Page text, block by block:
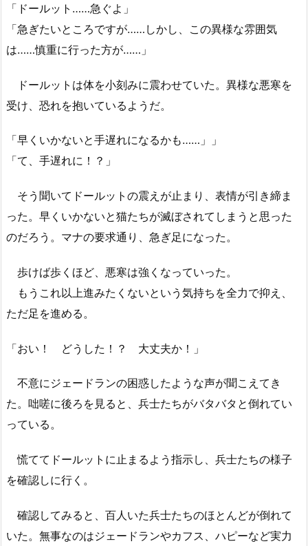
「ドールット……急ぐよ」
「急ぎたいところですが……しかし、この異様な雰囲気
は……慎重に行った方が……」
ドールットは体を小刻みに震わせていた。異様な悪寒を
受け、恐れを抱いているようだ。
「早くいかないと手遅れになるかも……」」
「て、手遅れに！？」
そう聞いてドールットの震えが止まり、表情が引き締ま
った。早くいかないと猫たちが滅ぼされてしまうと思った
のだろう。マナの要求通り、急ぎ足になった。
歩けば歩くほど、悪寒は強くなっていった。
もうこれ以上進みたくないという気持ちを全力で抑え、
ただ足を進める。
「おい！ どうした！？ 大丈夫か！」
不意にジェードランの困惑したような声が聞こえてき
た。咄嗟に後ろを見ると、兵士たちがバタバタと倒れてい
っている。
慌ててドールットに止まるよう指示し、兵士たちの様子
を確認しに行く。
確認してみると、百人いた兵士たちのほとんどが倒れて
いた。無事なのはジェードランやカフス、ハピーなど実力